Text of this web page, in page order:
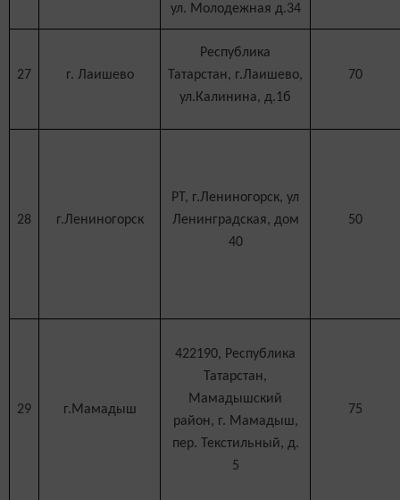
ул. Молодежная д.34
27 г. Лаишево
Республика
Татарстан, г.Лаишево,
ул.Калинина, д.1б
70
28 г.Лениногорск
РТ, г.Лениногорск, ул
Ленинградская, дом
40
50
29 г.Мамадыш
422190, Республика
Татарстан,
Мамадышский
район, г. Мамадыш,
пер. Текстильный, д.
5
75